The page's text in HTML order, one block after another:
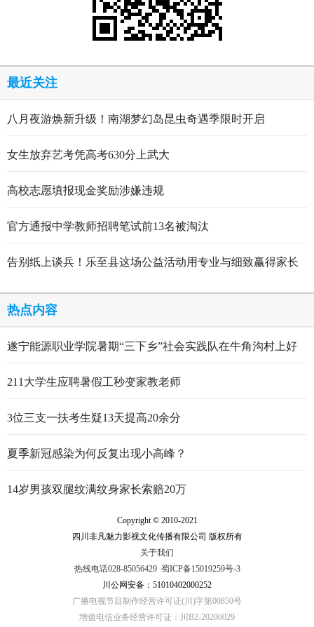
最近关注
八月夜游焕新升级！南湖梦幻岛昆虫奇遇季限时开启
女生放弃艺考凭高考630分上武大
高校志愿填报现金奖励涉嫌违规
官方通报中学教师招聘笔试前13名被淘汰
告别纸上谈兵！乐至县这场公益活动用专业与细致赢得家长
热点内容
遂宁能源职业学院暑期“三下乡”社会实践队在牛角沟村上好
211大学生应聘暑假工秒变家教老师
3位三支一扶考生疑13天提高20余分
夏季新冠感染为何反复出现小高峰？
14岁男孩双腿纹满纹身家长索赔20万
Copyright © 2010-2021
四川非凡魅力影视文化传播有限公司 版权所有
关于我们
热线电话028-85056429 蜀ICP备15019259号-3
川公网安备：51010402000252
广播电视节目制作经营许可证(川)字第00850号
增值电信业务经营许可证：川B2-20200029